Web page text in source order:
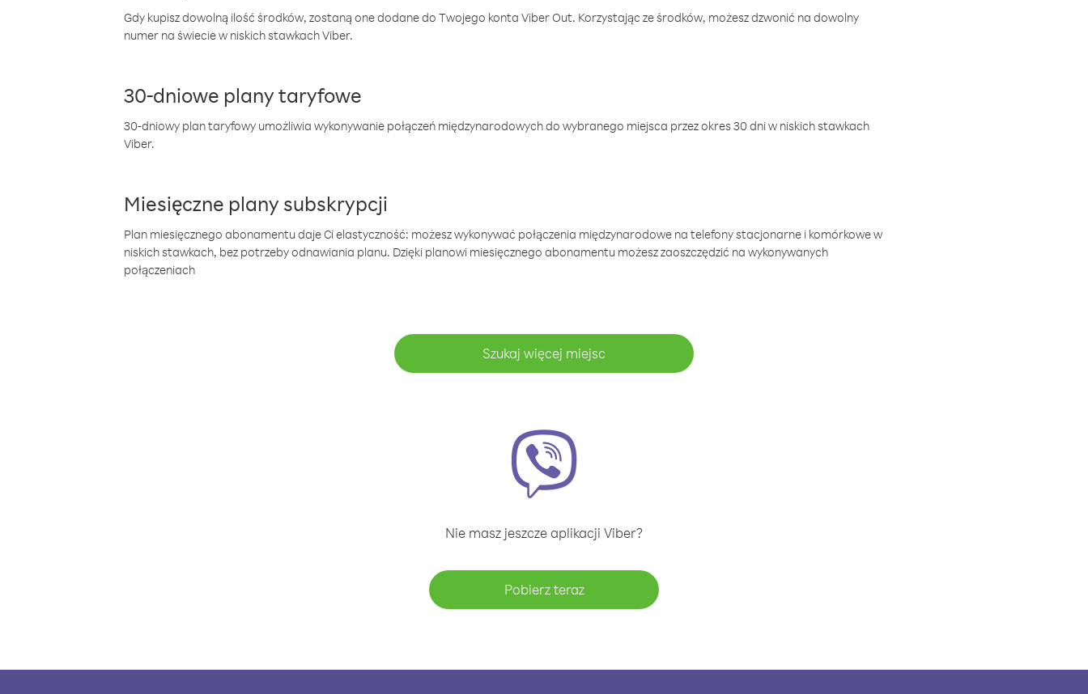
Gdy kupisz dowolną ilość środków, zostaną one dodane do Twojego konta Viber Out. Korzystając ze środków, możesz dzwonić na dowolny
numer na świecie w niskich stawkach Viber.
30-dniowe plany taryfowe
30-dniowy plan taryfowy umożliwia wykonywanie połączeń międzynarodowych do wybranego miejsca przez okres 30 dni w niskich stawkach
Viber.
Miesięczne plany subskrypcji
Plan miesięcznego abonamentu daje Ci elastyczność: możesz wykonywać połączenia międzynarodowe na telefony stacjonarne i komórkowe w
niskich stawkach, bez potrzeby odnawiania planu. Dzięki planowi miesięcznego abonamentu możesz zaoszczędzić na wykonywanych
połączeniach
Szukaj więcej miejsc
Nie masz jeszcze aplikacji Viber?
Pobierz teraz